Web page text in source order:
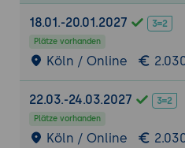
Intrusion Detection
Funktionsweise
von
Konfiguration von
Anpassung der
Überwachung
Intrusion Prevention
18.01.-20.01.2027
Plätze vorhanden
Köln / Online
22.03.-24.03.2027
Plätze vorhanden
Köln / Online